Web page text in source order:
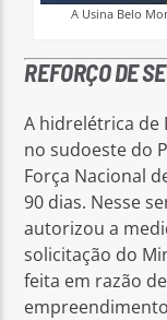
A Usina Belo
REFORÇO DE
A hidrelétrica de
no sudoeste do
Força Nacional
90 dias. Nesse
autorizou a
solicitação do
feita em razão